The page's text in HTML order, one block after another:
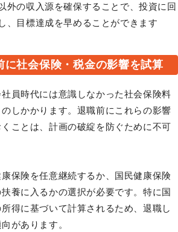
外の収入源を確保することで、投資に回
、目標達成を早めることができます
社会保険・税金の影響を試算
員時代には意識しなかった社会保険料
しかかります。退職前にこれらの影響
ことは、計画の破綻を防ぐために不可
保険を任意継続するか、国民健康保険
養に入るかの選択が必要です。特に国
得に基づいて計算されるため、退職し
があります。